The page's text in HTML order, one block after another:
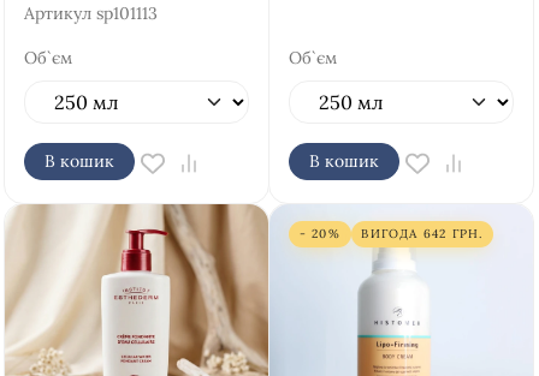
Артикул sp101113
Об`єм
В кошик
Об`єм
В кошик
- 20% ВИГОДА 642 ГРН.